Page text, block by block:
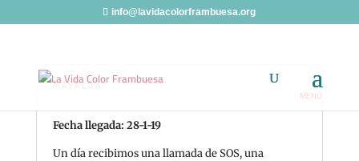
info@lavidacolorframbuesa.org
MAFALDA
Fecha llegada: 28-1-19
Un día recibimos una llamada de SOS, una